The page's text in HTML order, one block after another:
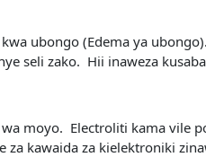
ubongo (Edema ya
seli zako. Hii inaweza
moyo. Electroliti kama vile
za kawaida za kielektroniki